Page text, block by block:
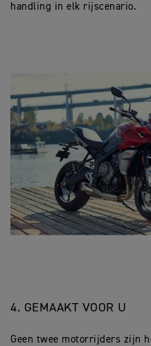
handling in elk rijscenario.
4. GEMAAKT VOOR U
Geen twee motorrijders zijn